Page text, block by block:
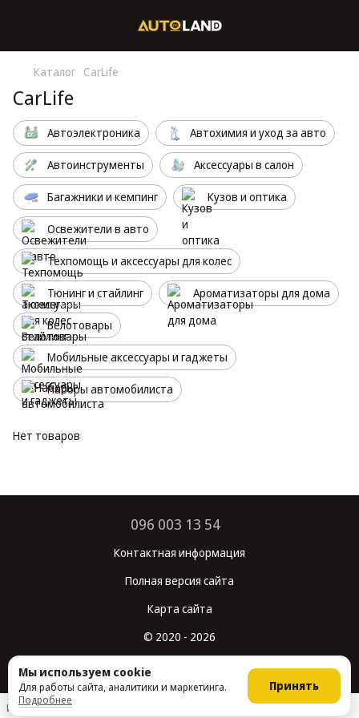
Каталог CarLife
CarLife
Автоэлектроника Автохимия и уход за авто
Автоинструменты Аксессуары в салон
Багажники и кемпинг Кузов и оптика
Освежители в авто
Техпомощь и аксессуары для колес
Тюнинг и стайлинг Ароматизаторы для дома
Велотовары
Мобильные аксессуары и гаджеты
Наборы автомобилиста
Нет товаров
096 003 13 54
Контактная информация
Полная версия сайта
Карта сайта
© 2020 - 2026
Интернет-магазин создан с Хорошоп
Мы используем cookie
Для работы сайта, аналитики и маркетинга.
Подробнее
Принять